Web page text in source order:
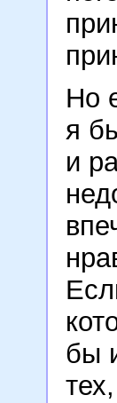
Но
я
и
бы